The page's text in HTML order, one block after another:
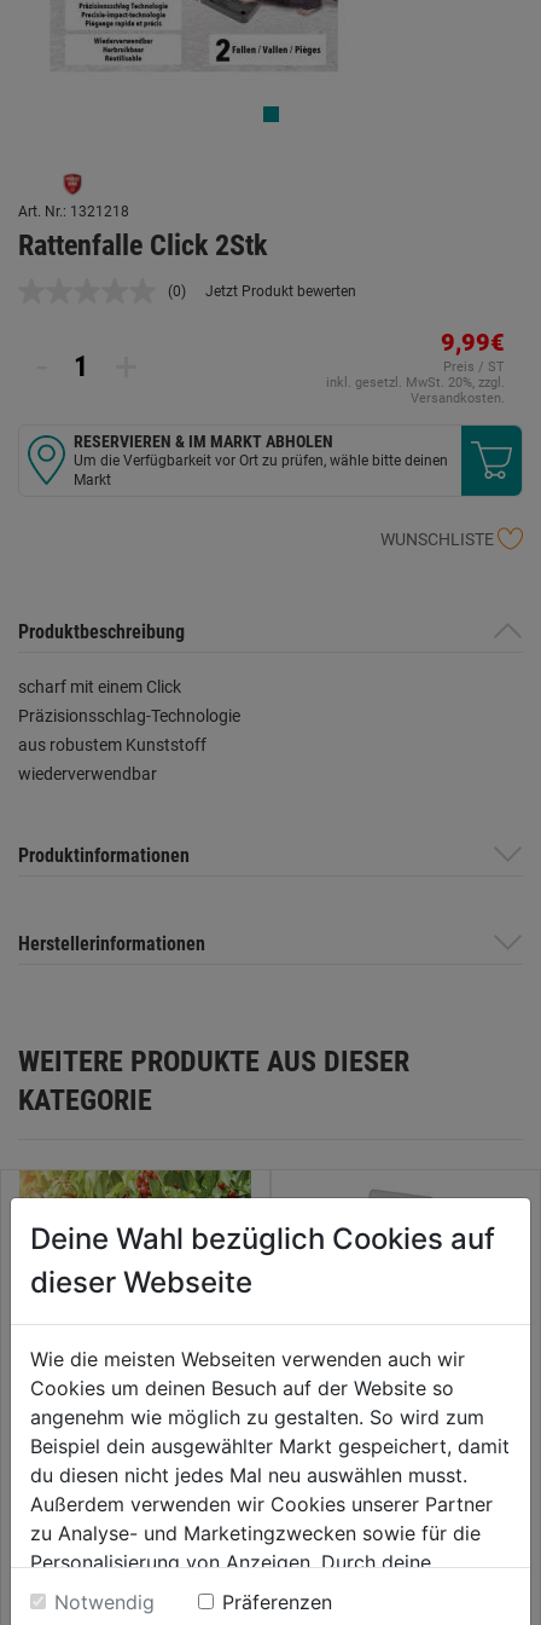
Art. Nr.: 1321218
Rattenfalle Click 2Stk
Kein
(0) Jetzt Produkt bewerten
9,99€
Preis / ST
inkl. gesetzl. MwSt. 20%, zzgl.
Versandkosten.
RESERVIEREN & IM MARKT ABHOLEN
Um die Verfügbarkeit vor Ort zu prüfen, wähle bitte deinen
Markt
WUNSCHLISTE
Produktbeschreibung
scharf mit einem Click
Präzisionsschlag-Technologie
aus robustem Kunststoff
wiederverwendbar
Produktinformationen
Herstellerinformationen
WEITERE PRODUKTE AUS DIESER
KATEGORIE
Vogelabwehr Reflektoren Keep
Away 2 Stk./Pkg.
0.0
von
10,99€
Ersatz-Klebetafeln 20Stk. für
03133
0.0
von
10,99€
Deine Wahl bezüglich Cookies auf
dieser Webseite
Wie die meisten Webseiten verwenden auch wir
Cookies um deinen Besuch auf der Website so
angenehm wie möglich zu gestalten. So wird zum
Beispiel dein ausgewählter Markt gespeichert, damit
du diesen nicht jedes Mal neu auswählen musst.
Außerdem verwenden wir Cookies unserer Partner
zu Analyse- und Marketingzwecken sowie für die
Personalisierung von Anzeigen. Durch deine
Einwilligung werden die Daten von Drittanbieter,
unter anderem auch in den USA, verarbeitet.
Notwendig
Präferenzen